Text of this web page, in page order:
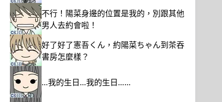
不行！陽菜身邊的位置是我的，別跟其他
男人去約會啦！
好了好了憲吾くん，約陽菜ちゃん到茶吞
書房怎麼樣？
…我的生日…我的生日……